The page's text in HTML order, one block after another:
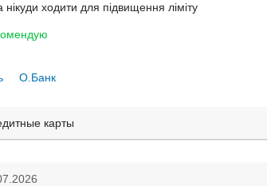
нікуди ходити для підвищення ліміту
О.Банк
карты